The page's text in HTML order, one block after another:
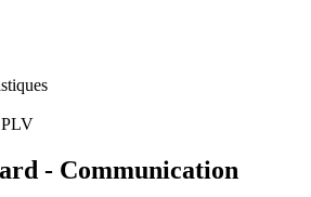
- Communication